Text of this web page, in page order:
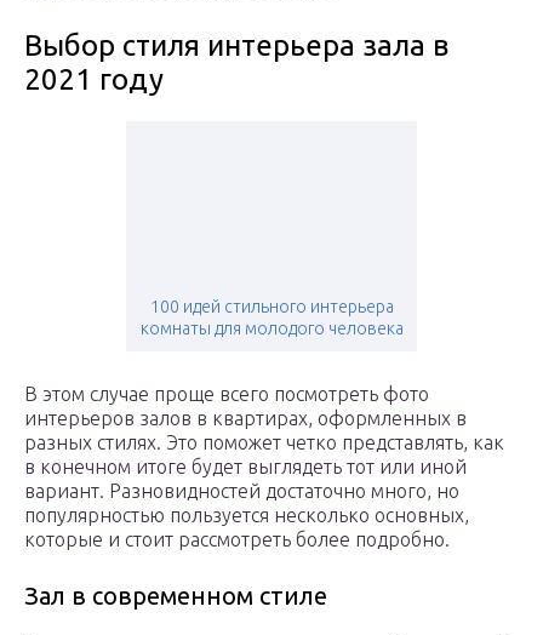
Выбор стиля интерьера зала в
2021 году
100 идей стильного интерьера
комнаты для молодого человека
В этом случае проще всего посмотреть фото
интерьеров залов в квартирах, оформленных в
разных стилях. Это поможет четко представлять, как
в конечном итоге будет выглядеть тот или иной
вариант. Разновидностей достаточно много, но
популярностью пользуется несколько основных,
которые и стоит рассмотреть более подробно.
Зал в современном стиле